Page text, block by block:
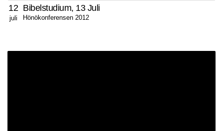
12
juli
Bibelstudium, 13 Juli
Hönökonferensen 2012